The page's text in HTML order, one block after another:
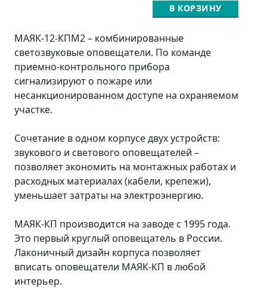
В КОРЗИНУ
МАЯК-12-КПМ2 – комбинированные
светозвуковые оповещатели. По команде
приемно-контрольного прибора
сигнализируют о пожаре или
несанкционированном доступе на охраняемом
участке.
Сочетание в одном корпусе двух устройств:
звукового и светового оповещателей –
позволяет экономить на монтажных работах и
расходных материалах (кабели, крепежи),
уменьшает затраты на электроэнергию.
МАЯК-КП производится на заводе с 1995 года.
Это первый круглый оповещатель в России.
Лаконичный дизайн корпуса позволяет
вписать оповещатели МАЯК-КП в любой
интерьер.